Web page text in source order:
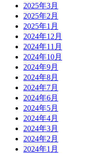
2025年3月
2025年2月
2025年1月
2024年12月
2024年11月
2024年10月
2024年9月
2024年8月
2024年7月
2024年6月
2024年5月
2024年4月
2024年3月
2024年2月
2024年1月